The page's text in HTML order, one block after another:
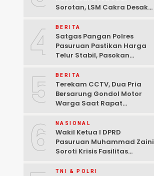
Sorotan, LSM Cakra Desak
4 BERITA
Satgas Pangan Polres
Pasuruan Pastikan Harga
Telur Stabil, Pasokan
Kekhawatiran Fluktuasi
5 BERITA
Terekam CCTV, Dua Pria
Bersarung Gondol Motor
Warga Saat Rapat
6 NASIONAL
Wakil Ketua I DPRD
Pasuruan Muhammad Zaini
Soroti Krisis Fasilitas
Anggaran
TNI & POLRI